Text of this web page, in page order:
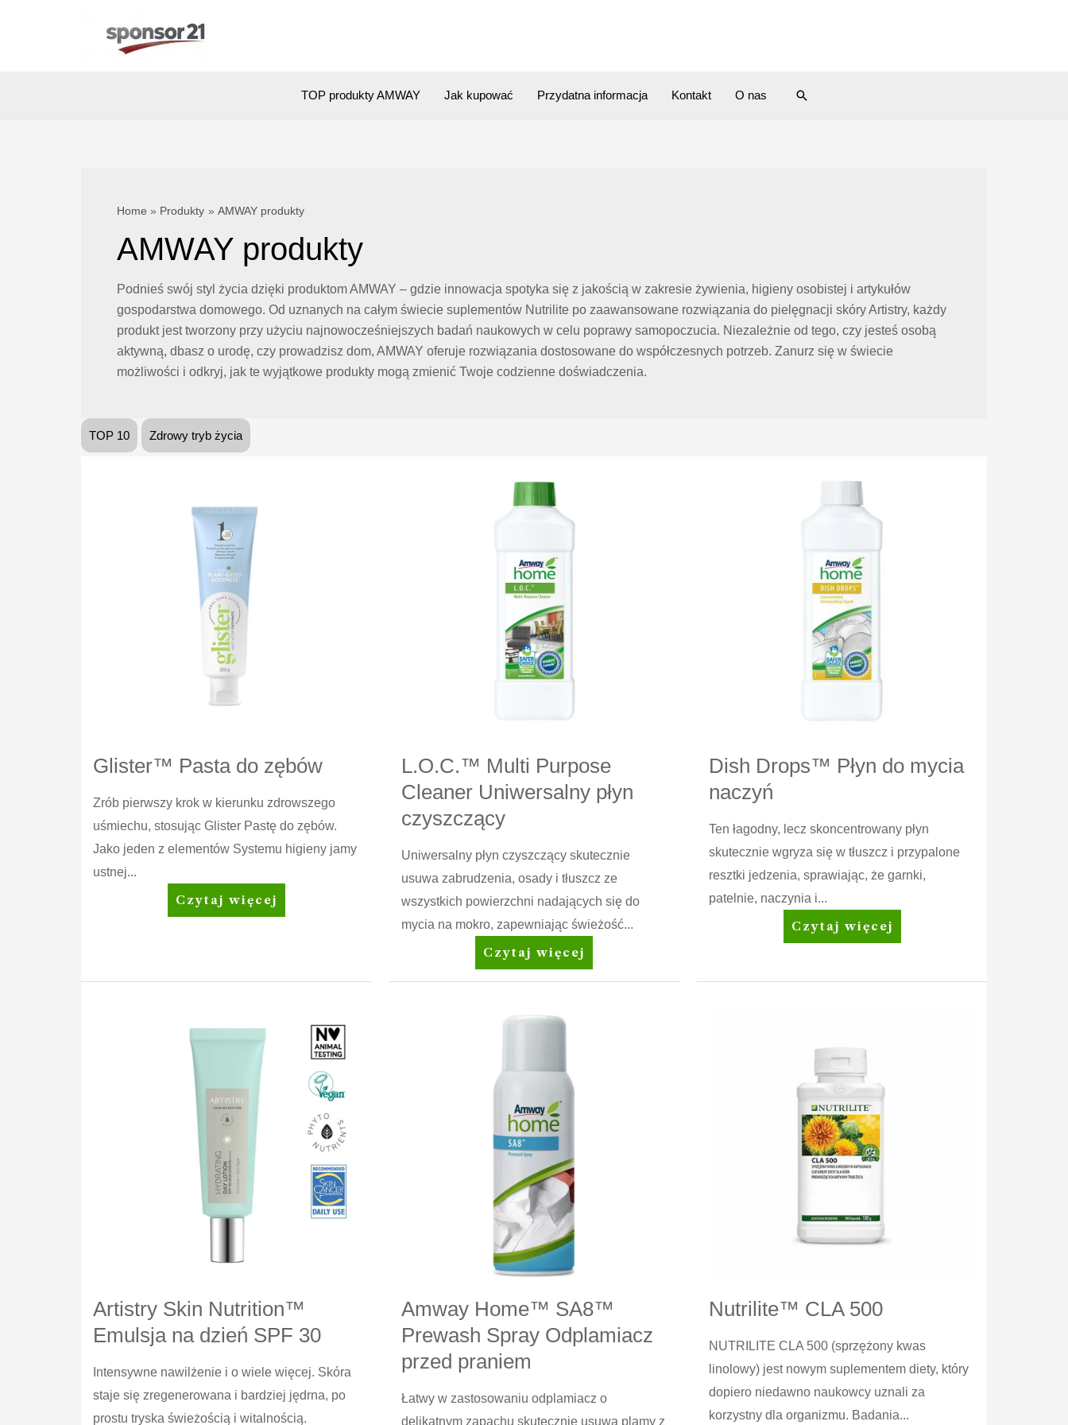
TOP produkty AMWAY Jak kupować Przydatna informacja Kontakt O nas Search
Home Produkty AMWAY produkty
AMWAY produkty
Podnieś swój styl życia dzięki produktom AMWAY – gdzie innowacja spotyka się z jakością w zakresie żywienia, higieny osobistej i artykułów
gospodarstwa domowego. Od uznanych na całym świecie suplementów Nutrilite po zaawansowane rozwiązania do pielęgnacji skóry Artistry, każdy
produkt jest tworzony przy użyciu najnowocześniejszych badań naukowych w celu poprawy samopoczucia. Niezależnie od tego, czy jesteś osobą
aktywną, dbasz o urodę, czy prowadzisz dom, AMWAY oferuje rozwiązania dostosowane do współczesnych potrzeb. Zanurz się w świecie
możliwości i odkryj, jak te wyjątkowe produkty mogą zmienić Twoje codzienne doświadczenia.
TOP 10 Zdrowy tryb życia
Glister™ Pasta do zębów
Zrób pierwszy krok w kierunku zdrowszego
uśmiechu, stosując Glister Pastę do zębów.
Jako jeden z elementów Systemu higieny jamy
ustnej...
Glister™
Pasta
Czytaj więcej
L.O.C.™ Multi Purpose
Cleaner Uniwersalny płyn
czyszczący
Uniwersalny płyn czyszczący skutecznie
usuwa zabrudzenia, osady i tłuszcz ze
wszystkich powierzchni nadających się do
mycia na mokro, zapewniając świeżość...
L.O.C.™
Multi
czyszczący
Czytaj więcej
Dish Drops™ Płyn do mycia
naczyń
Ten łagodny, lecz skoncentrowany płyn
skutecznie wgryza się w tłuszcz i przypalone
resztki jedzenia, sprawiając, że garnki,
patelnie, naczynia i...
Dish
Drops™
Czytaj więcej
Artistry Skin Nutrition™
Emulsja na dzień SPF 30
Intensywne nawilżenie i o wiele więcej. Skóra
staje się zregenerowana i bardziej jędrna, po
prostu tryska świeżością i witalnością.
Amway Home™ SA8™
Prewash Spray Odplamiacz
przed praniem
Łatwy w zastosowaniu odplamiacz o
delikatnym zapachu skutecznie usuwa plamy z
Nutrilite™ CLA 500
NUTRILITE CLA 500 (sprzężony kwas
linolowy) jest nowym suplementem diety, który
dopiero niedawno naukowcy uznali za
korzystny dla organizmu. Badania...